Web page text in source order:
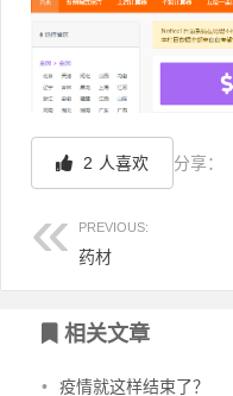
2 人喜欢 分享：
PREVIOUS:
药材
文章导航
相关文章
• 疫情就这样结束了？